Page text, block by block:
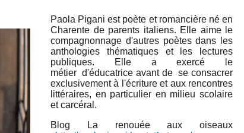
Paola Pigani est poète et romancière né en
Charente de parents italiens. Elle aime le
compagnonnage d'autres poètes dans les
anthologies thématiques et les lectures
publiques. Elle a exercé le
métier d'éducatrice avant de se consacrer
exclusivement à l'écriture et aux rencontres
littéraires, en particulier en milieu scolaire
et carcéral.
Blog La renouée aux oiseaux